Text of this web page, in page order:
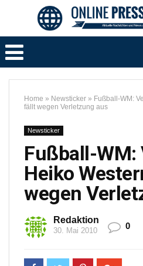
Home » Newsticker » Fußball-WM:
fällt wegen Verletzung aus
Newsticker
Fußball-
Heiko
wegen
Redaktion
30. Mai 2010 0